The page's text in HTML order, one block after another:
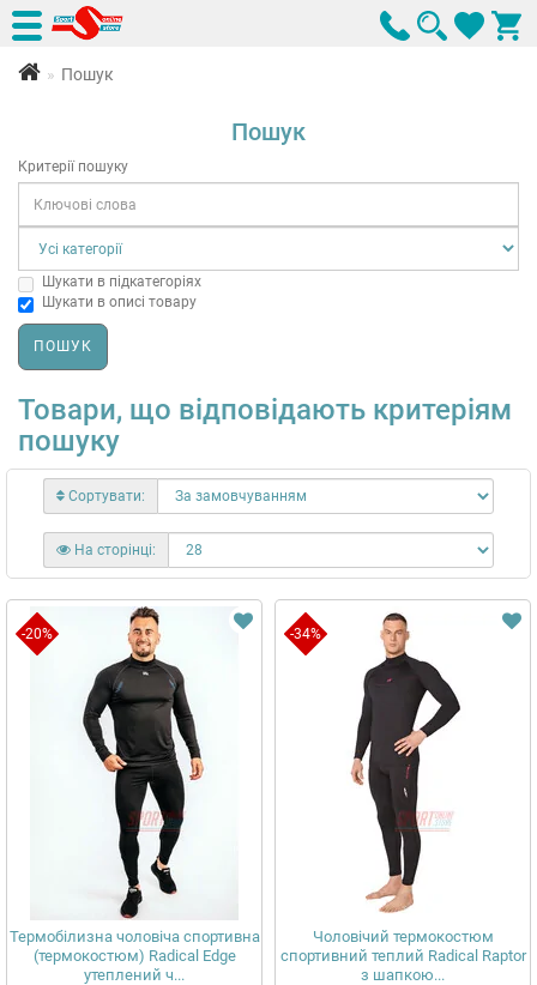
Пошук
Пошук
Критерії пошуку
Шукати в підкатегоріях
Шукати в описі товару
Товари, що відповідають критеріям
пошуку
Сортувати:
На сторінці:
-20%
Термобілизна чоловіча спортивна
(термокостюм) Radical Edge
утеплений ч...
-34%
Чоловічий термокостюм
спортивний теплий Radical Raptor
з шапкою...